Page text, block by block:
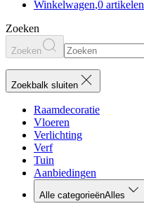
Winkelwagen,0 artikelen
Zoeken
Zoeken
Zoekbalk sluiten
Raamdecoratie
Vloeren
Verlichting
Verf
Tuin
Aanbiedingen
Alle categorieënAlles